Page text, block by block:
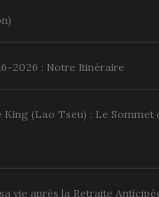
2026 : Notre Itinéraire
(Lao Tseu) : Le Sommet
vie après la Retraite